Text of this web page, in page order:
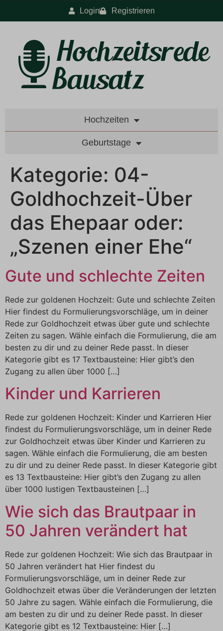
Login Registrieren
Hochzeiten
Geburtstage
Kategorie: 04-
Goldhochzeit-Über
das Ehepaar oder:
„Szenen einer Ehe“
Gute und schlechte Zeiten
Rede zur goldenen Hochzeit: Gute und schlechte Zeiten
Hier findest du Formulierungsvorschläge, um in deiner
Rede zur Goldhochzeit etwas über gute und schlechte
Zeiten zu sagen. Wähle einfach die Formulierung, die am
besten zu dir und zu deiner Rede passt. In dieser
Kategorie gibt es 17 Textbausteine: Hier gibt’s den
Zugang zu allen über 1000 […]
Kinder und Karrieren
Rede zur goldenen Hochzeit: Kinder und Karrieren Hier
findest du Formulierungsvorschläge, um in deiner Rede
zur Goldhochzeit etwas über Kinder und Karrieren zu
sagen. Wähle einfach die Formulierung, die am besten
zu dir und zu deiner Rede passt. In dieser Kategorie gibt
es 13 Textbausteine: Hier gibt’s den Zugang zu allen
über 1000 lustigen Textbausteinen […]
Wie sich das Brautpaar in
50 Jahren verändert hat
Rede zur goldenen Hochzeit: Wie sich das Brautpaar in
50 Jahren verändert hat Hier findest du
Formulierungsvorschläge, um in deiner Rede zur
Goldhochzeit etwas über die Veränderungen der letzten
50 Jahre zu sagen. Wähle einfach die Formulierung, die
am besten zu dir und zu deiner Rede passt. In dieser
Kategorie gibt es 12 Textbausteine: Hier […]